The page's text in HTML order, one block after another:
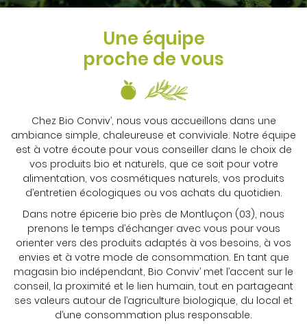
Une équipe
proche de vous
Chez Bio Conviv’, nous vous accueillons dans une
ambiance simple, chaleureuse et conviviale. Notre équipe
est à votre écoute pour vous conseiller dans le choix de
vos produits bio et naturels, que ce soit pour votre
alimentation, vos cosmétiques naturels, vos produits
d’entretien écologiques ou vos achats du quotidien.
Dans notre épicerie bio près de Montluçon (03), nous
prenons le temps d’échanger avec vous pour vous
orienter vers des produits adaptés à vos besoins, à vos
envies et à votre mode de consommation. En tant que
magasin bio indépendant, Bio Conviv’ met l’accent sur le
conseil, la proximité et le lien humain, tout en partageant
ses valeurs autour de l’agriculture biologique, du local et
d’une consommation plus responsable.